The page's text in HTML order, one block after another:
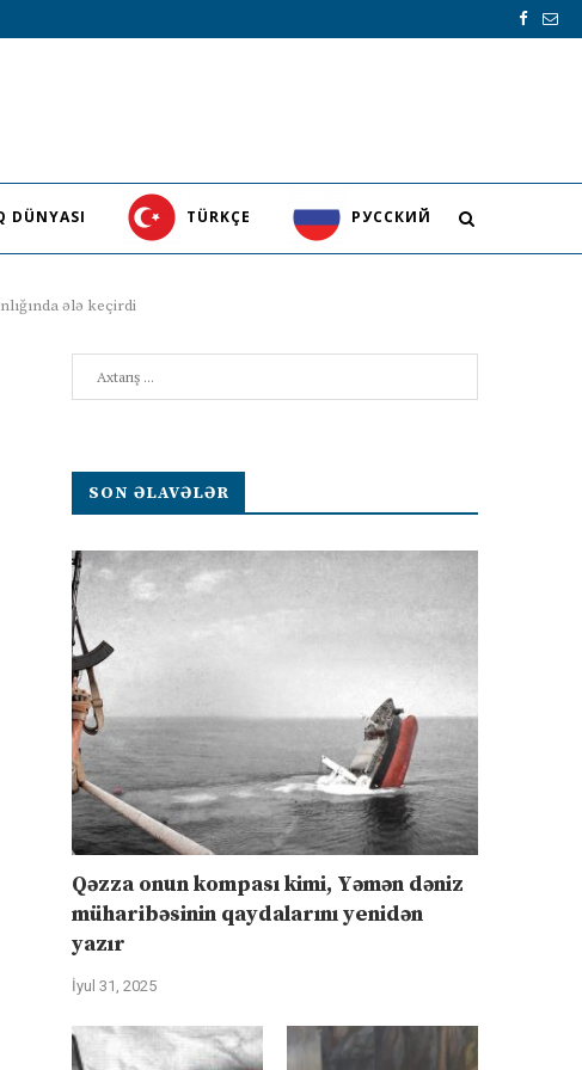
DÜNYASI TÜRKÇE PУССКИЙ
ələ keçirdi
SON ƏLAVƏLƏR
Qəzza onun kompası kimi, Yəmən dəniz
müharibəsinin qaydalarını yenidən
yazır
İyul 31, 2025